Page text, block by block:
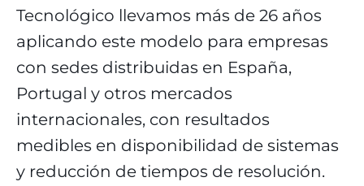
Tecnológico llevamos más de 26 años
aplicando este modelo para empresas
con sedes distribuidas en España,
Portugal y otros mercados
internacionales, con resultados
medibles en disponibilidad de sistemas
y reducción de tiempos de resolución.